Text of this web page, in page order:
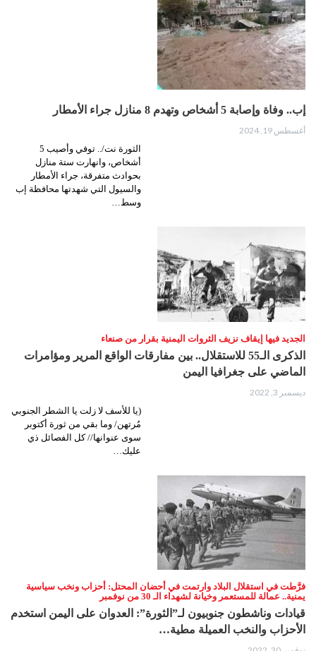
إب.. وفاة وإصابة 5 أشخاص وتهدم 8 منازل جراء الأمطار
أغسطس 19, 2024
الثورة نت/.. توفي وأصيب 5
أشخاص، وانهارت ستة منازل
بحوادث متفرقة، جراء الأمطار
والسيول التي شهدتها محافظة إب
وسط…
الجديد فيها إيقاف نزيف الثروات اليمنية بقرار من صنعاء
الذكرى الـ55 للاستقلال.. بين مفارقات الواقع المرير ومؤامرات
الماضي على جغرافيا اليمن
ديسمبر 3, 2022
(يا للأسف لا زلت يا الشطر الجنوبي
مُرتهن/ وما بقي من ثورة أكتوبر
سوى عنوانها// كل الفصائل ذي
عليك…
فرَّطت في استقلال البلاد وارتمت في أحضان المحتل: أحزاب ونخب سياسية
يمنية.. عمالة للمستعمر وخيانة لشهداء الـ 30 من نوفمبر
قيادات وناشطون جنوبيون لـ”الثورة”: العدوان على اليمن استخدم
الأحزاب والنخب العميلة مطية…